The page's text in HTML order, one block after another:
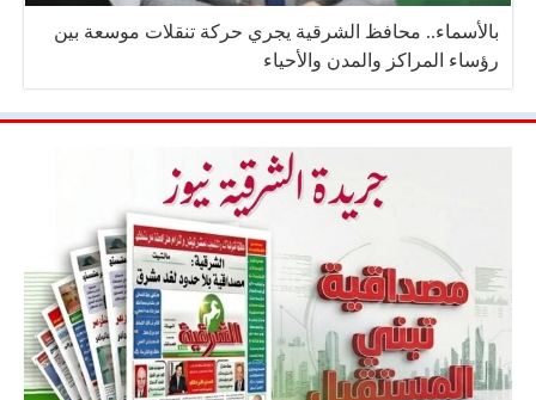
بالأسماء.. محافظ الشرقية يجري حركة تنقلات موسعة بين
رؤساء المراكز والمدن والأحياء